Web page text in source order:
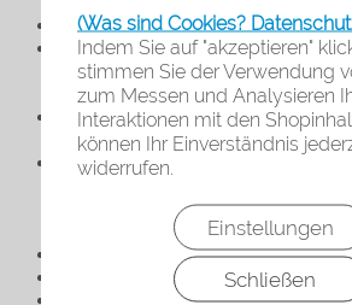
(Was sind Cookies?
Indem Sie auf "akzeptieren"
stimmen Sie der Verwendung
zum Messen und Analysieren
Interaktionen mit den
können Ihr Einverständnis
widerrufen.
Einstellungen
Schließen
Vollwertiger
Dreimal so stark wie ein normaler
(extrastark) und so dünn, dass
Tastempfinden gewährleistet ist
Sehr gut geeignet als persönliche
Schutzausrüstung für den Einsatz
Sicherer Schutz bei der
auch beim Umgang mit
Extra lang, idealer Spritzschutz
Beidhändige Passform